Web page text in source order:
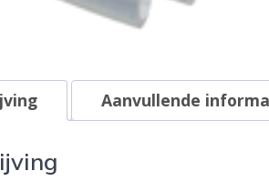
Aanvullende